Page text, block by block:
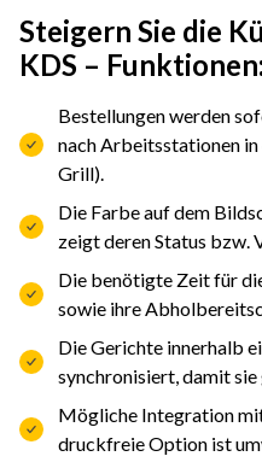
Steigern Sie die
KDS – Funktionen:
Bestellungen werden
nach Arbeitsstationen
Grill).
Die Farbe auf dem
zeigt deren Status bzw.
Die benötigte Zeit für
sowie ihre
Die Gerichte innerhalb
synchronisiert, damit
Mögliche Integration
druckfreie Option ist